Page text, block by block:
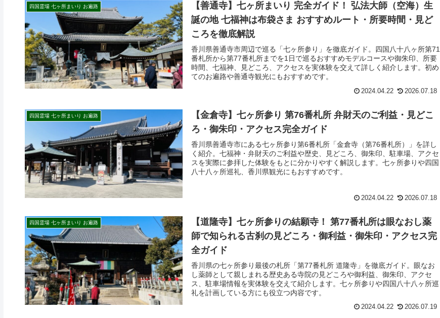
四国霊場 七ヶ所まいり お遍路
【善通寺】七ヶ所まいり 完全ガイド！ 弘法大師（空海）生
誕の地 七福神は布袋さま おすすめルート・所要時間・見ど
ころを徹底解説
香川県善通寺市周辺で巡る「七ヶ所参り」を徹底ガイド。四国八十八ヶ所第71
番札所から第77番札所までを1日で巡るおすすめモデルコースや御朱印、所要
時間、七福神、見どころ、アクセスを実体験を交えて詳しく紹介します。初め
てのお遍路や善通寺観光にもおすすめです。
2024.04.22 2026.07.18
四国霊場 七ヶ所まいり お遍路
【金倉寺】七ヶ所参り 第76番札所 弁財天のご利益・見どこ
ろ・御朱印・アクセス完全ガイド
香川県善通寺市にある七ヶ所参り第6番札所「金倉寺（第76番札所）」を詳し
く紹介。七福神・弁財天のご利益や歴史、見どころ、御朱印、駐車場、アクセ
スを実際に参拝した体験をもとに分かりやすく解説します。七ヶ所参りや四国
八十八ヶ所巡礼、香川県観光にもおすすめです。
2024.04.22 2026.07.18
四国霊場 七ヶ所まいり お遍路
【道隆寺】七ヶ所参りの結願寺！ 第77番札所は眼なおし薬
師で知られる古刹の見どころ・御利益・御朱印・アクセス完
全ガイド
香川県の七ヶ所参り最後の札所「第77番札所 道隆寺」を徹底ガイド。眼なお
し薬師として親しまれる歴史ある寺院の見どころや御利益、御朱印、アクセ
ス、駐車場情報を実体験を交えて紹介します。七ヶ所参りや四国八十八ヶ所巡
礼を計画している方にも役立つ内容です。
2024.04.22 2026.07.19